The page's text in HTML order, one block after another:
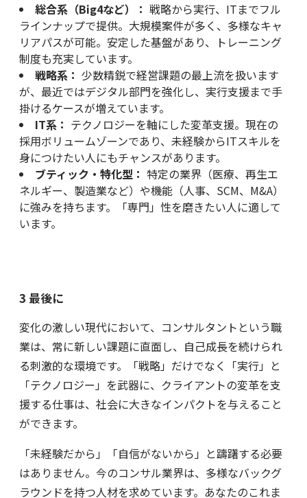
総合系（Big4など）： 戦略から実行、ITまでフル
ラインナップで提供。大規模案件が多く、多様なキャ
リアパスが可能。安定した基盤があり、トレーニング
制度も充実しています。
戦略系： 少数精鋭で経営課題の最上流を扱います
が、最近ではデジタル部門を強化し、実行支援まで手
掛けるケースが増えています。
IT系： テクノロジーを軸にした変革支援。現在の
採用ボリュームゾーンであり、未経験からITスキルを
身につけたい人にもチャンスがあります。
ブティック・特化型： 特定の業界（医療、再生エ
ネルギー、製造業など）や機能（人事、SCM、M&A）
に強みを持ちます。「専門」性を磨きたい人に適して
います。
3 最後に
変化の激しい現代において、コンサルタントという職
業は、常に新しい課題に直面し、自己成長を続けられ
る刺激的な環境です。「戦略」だけでなく「実行」と
「テクノロジー」を武器に、クライアントの変革を支
援する仕事は、社会に大きなインパクトを与えること
ができます。
「未経験だから」「自信がないから」と躊躇する必要
はありません。今のコンサル業界は、多様なバックグ
ラウンドを持つ人材を求めています。あなたのこれま